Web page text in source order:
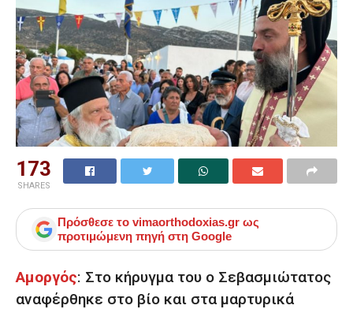
173
SHARES
Πρόσθεσε το vimaorthodoxias.gr ως
προτιμώμενη πηγή στη Google
Αμοργός: Στο κήρυγμα του ο Σεβασμιώτατος
αναφέρθηκε στο βίο και στα μαρτυρικά